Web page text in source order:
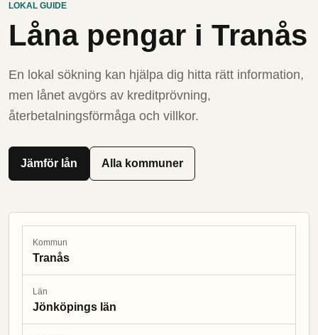
LOKAL GUIDE
Låna pengar i Tranås
En lokal sökning kan hjälpa dig hitta rätt information,
men lånet avgörs av kreditprövning,
återbetalningsförmåga och villkor.
Jämför lån Alla kommuner
Kommun
Tranås
Län
Jönköpings län